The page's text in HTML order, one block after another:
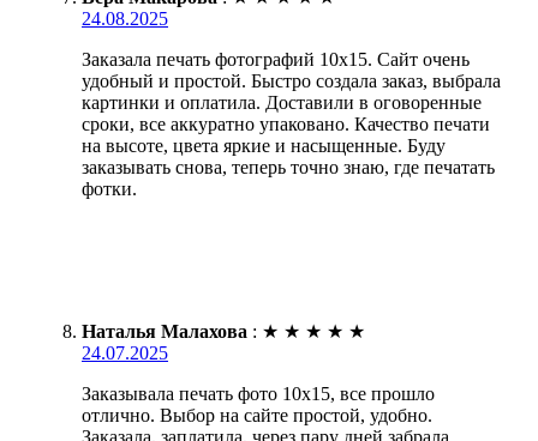
24.08.2025
Заказала печать фотографий 10х15. Сайт очень
удобный и простой. Быстро создала заказ, выбрала
картинки и оплатила. Доставили в оговоренные
сроки, все аккуратно упаковано. Качество печати
на высоте, цвета яркие и насыщенные. Буду
заказывать снова, теперь точно знаю, где печатать
фотки.
Наталья Малахова : ★ ★ ★ ★ ★
24.07.2025
Заказывала печать фото 10х15, все прошло
отлично. Выбор на сайте простой, удобно.
Заказала, заплатила, через пару дней забрала